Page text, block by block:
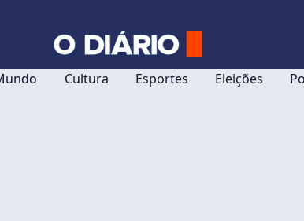
Cultura Esportes Eleições